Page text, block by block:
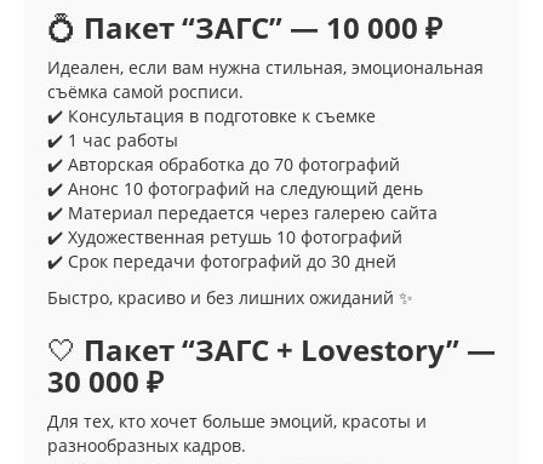
💍 Пакет “ЗАГС” — 10 000 ₽
Идеален, если вам нужна стильная, эмоциональная
съёмка самой росписи.
✔️ Консультация в подготовке к съемке
✔️ 1 час работы
✔️ Авторская обработка до 70 фотографий
✔️ Анонс 10 фотографий на следующий день
✔️ Материал передается через галерею сайта
✔️ Художественная ретушь 10 фотографий
✔️ Срок передачи фотографий до 30 дней
Быстро, красиво и без лишних ожиданий ✨
🤍 Пакет “ЗАГС + Lovestory” —
30 000 ₽
Для тех, кто хочет больше эмоций, красоты и
разнообразных кадров.